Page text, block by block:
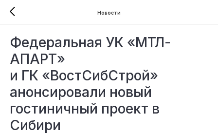
Новости
Федеральная УК «МТЛ-
АПАРТ»
и ГК «ВостСибСтрой»
анонсировали новый
гостиничный проект в
Сибири